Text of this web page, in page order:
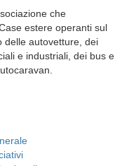
che
estere operanti sul
delle autovetture, dei
e industriali, dei bus e